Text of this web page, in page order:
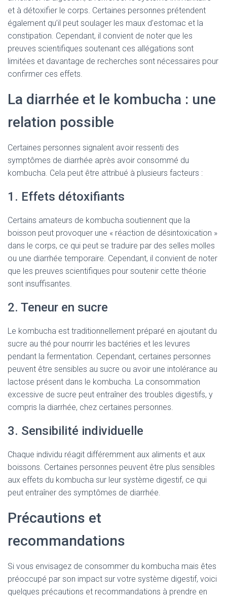
et à détoxifier le corps. Certaines personnes prétendent
également qu’il peut soulager les maux d’estomac et la
constipation. Cependant, il convient de noter que les
preuves scientifiques soutenant ces allégations sont
limitées et davantage de recherches sont nécessaires pour
confirmer ces effets.
La diarrhée et le kombucha : une
relation possible
Certaines personnes signalent avoir ressenti des
symptômes de diarrhée après avoir consommé du
kombucha. Cela peut être attribué à plusieurs facteurs :
1. Effets détoxifiants
Certains amateurs de kombucha soutiennent que la
boisson peut provoquer une « réaction de désintoxication »
dans le corps, ce qui peut se traduire par des selles molles
ou une diarrhée temporaire. Cependant, il convient de noter
que les preuves scientifiques pour soutenir cette théorie
sont insuffisantes.
2. Teneur en sucre
Le kombucha est traditionnellement préparé en ajoutant du
sucre au thé pour nourrir les bactéries et les levures
pendant la fermentation. Cependant, certaines personnes
peuvent être sensibles au sucre ou avoir une intolérance au
lactose présent dans le kombucha. La consommation
excessive de sucre peut entraîner des troubles digestifs, y
compris la diarrhée, chez certaines personnes.
3. Sensibilité individuelle
Chaque individu réagit différemment aux aliments et aux
boissons. Certaines personnes peuvent être plus sensibles
aux effets du kombucha sur leur système digestif, ce qui
peut entraîner des symptômes de diarrhée.
Précautions et
recommandations
Si vous envisagez de consommer du kombucha mais êtes
préoccupé par son impact sur votre système digestif, voici
quelques précautions et recommandations à prendre en